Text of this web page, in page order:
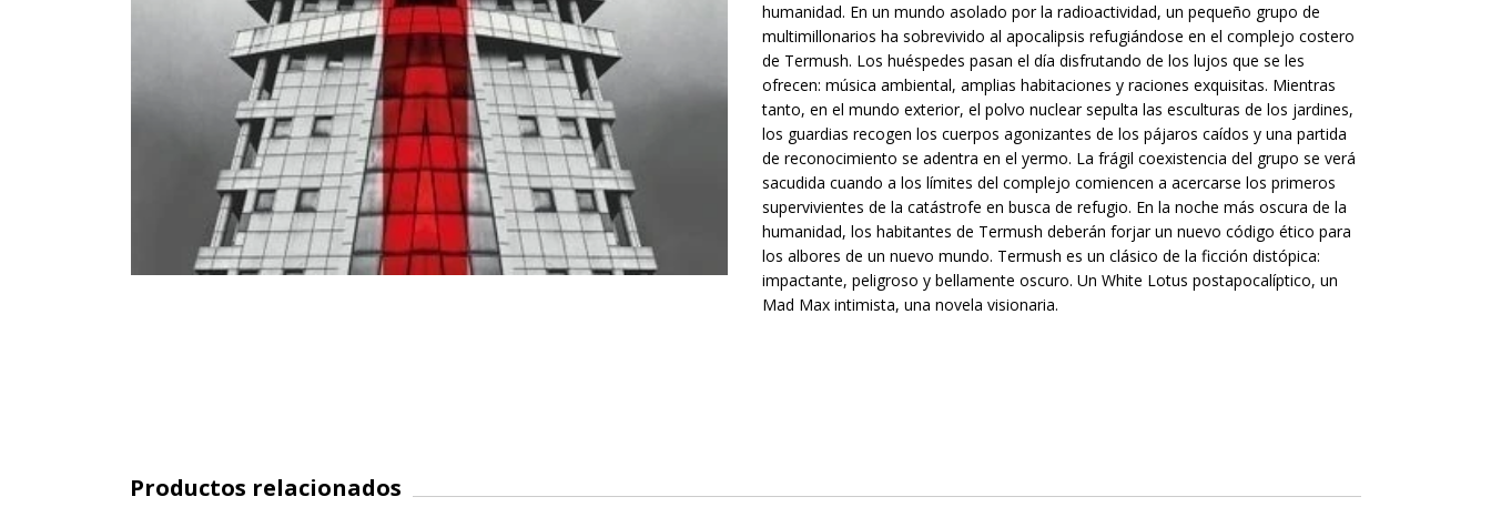
humanidad. En un mundo asolado por la radioactividad, un pequeño grupo de
multimillonarios ha sobrevivido al apocalipsis refugiándose en el complejo costero
de Termush. Los huéspedes pasan el día disfrutando de los lujos que se les
ofrecen: música ambiental, amplias habitaciones y raciones exquisitas. Mientras
tanto, en el mundo exterior, el polvo nuclear sepulta las esculturas de los jardines,
los guardias recogen los cuerpos agonizantes de los pájaros caídos y una partida
de reconocimiento se adentra en el yermo. La frágil coexistencia del grupo se verá
sacudida cuando a los límites del complejo comiencen a acercarse los primeros
supervivientes de la catástrofe en busca de refugio. En la noche más oscura de la
humanidad, los habitantes de Termush deberán forjar un nuevo código ético para
los albores de un nuevo mundo. Termush es un clásico de la ficción distópica:
impactante, peligroso y bellamente oscuro. Un White Lotus postapocalíptico, un
Mad Max intimista, una novela visionaria.
Productos relacionados